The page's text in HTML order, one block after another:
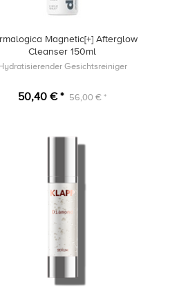
Magnetic[+] Afterglow
Cleanser 150ml
Gesichtsreiniger
50,40 € * 56,00 € *